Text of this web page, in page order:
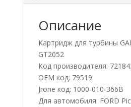
Описание
Картридж для турбины
GT2052
Код производителя:
OEM код: 79519
Jrone код: 1000-010-366B
Для автомобиля: FORD